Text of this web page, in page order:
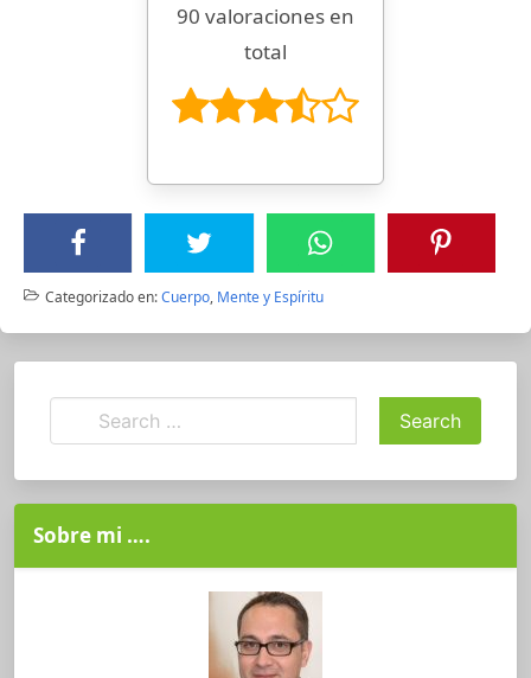
90 valoraciones en
total
Categorizado en:Cuerpo, Mente y Espíritu
Sobre mi ….